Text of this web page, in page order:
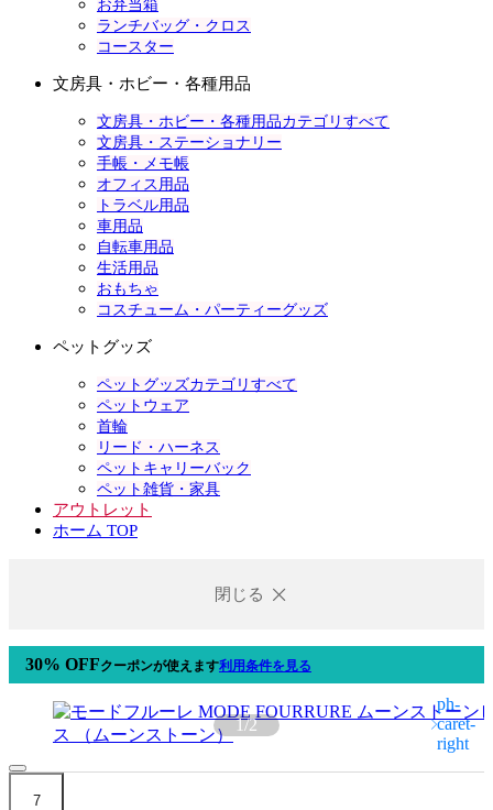
お弁当箱
ランチバッグ・クロス
コースター
文房具・ホビー・各種用品
文房具・ホビー・各種用品カテゴリすべて
文房具・ステーショナリー
手帳・メモ帳
オフィス用品
トラベル用品
車用品
自転車用品
生活用品
おもちゃ
コスチューム・パーティーグッズ
ペットグッズ
ペットグッズカテゴリすべて
ペットウェア
首輪
リード・ハーネス
ペットキャリーバック
ペット雑貨・家具
アウトレット
ホーム TOP
閉じる
30% OFFクーポンが使えます利用条件を見る
1/2
7